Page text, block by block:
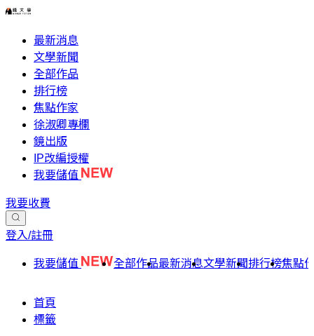
最新消息
文學新聞
全部作品
排行榜
焦點作家
徐淑卿專欄
鏡出版
IP改編授權
我要儲值
我要收費
登入/註冊
我要儲值 全部作品最新消息文學新聞排行榜焦點
首頁
標籤